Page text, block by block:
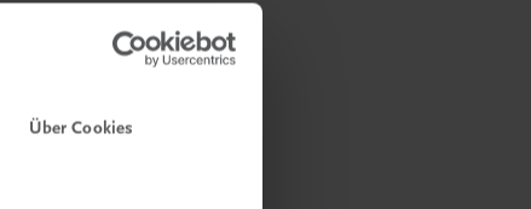
Über Cookies